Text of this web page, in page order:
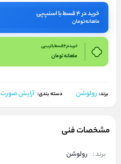
خرید در ۴ قسط با اسنپ‌پی
ماهانهتومان
خرید در 4 قسط با ترب پی
ماهانهتومان
برند: رولوشن دسته بندی: آرایش صورت
مشخصات فنی
برند : رولوشن